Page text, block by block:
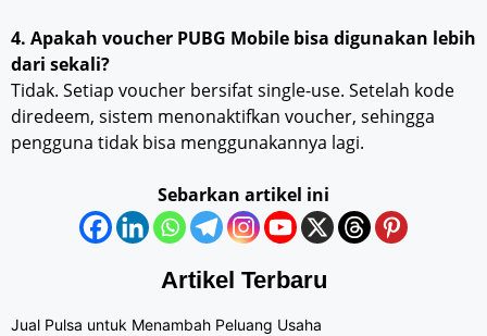
4. Apakah voucher PUBG Mobile bisa digunakan lebih
dari sekali?
Tidak. Setiap voucher bersifat single-use. Setelah kode
diredeem, sistem menonaktifkan voucher, sehingga
pengguna tidak bisa menggunakannya lagi.
Sebarkan artikel ini
Artikel Terbaru
Jual Pulsa untuk Menambah Peluang Usaha